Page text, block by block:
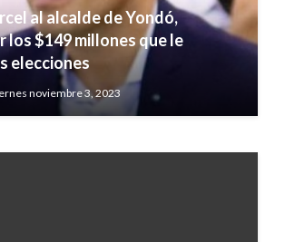
al alcalde de Yondó,
los $149 millones que le
elecciones
noviembre 3, 2023
Nairo Quintana es tercero en
de llegar cuarto en la etapa
jueves julio 18, 2013